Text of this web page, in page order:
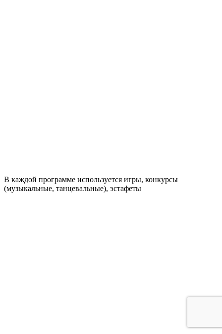
В каждой программе используется игры, конкурсы
(музыкальные, танцевальные), эстафеты